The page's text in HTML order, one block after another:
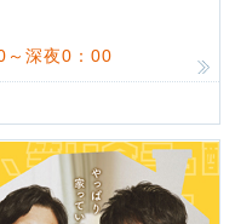
～深夜0：00